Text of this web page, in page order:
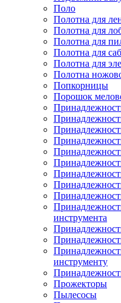
Поло
Полотна для
Полотна для
Полотна для
Полотна для
Полотна для
Полотна
Попкорницы
Порошок
инструмента
инструменту
Прожекторы
Пылесосы